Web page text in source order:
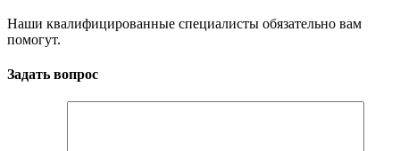
Наши квалифицированные специалисты обязательно вам
помогут.
Задать вопрос